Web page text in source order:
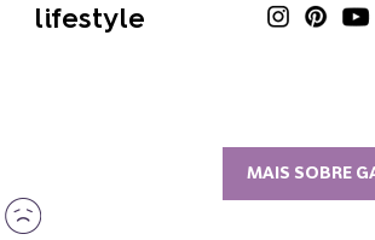
lifestyle
MAIS SOBRE